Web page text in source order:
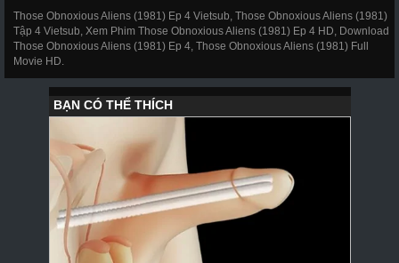
Those Obnoxious Aliens (1981) Ep 4 Vietsub, Those Obnoxious Aliens (1981)
Tập 4 Vietsub, Xem Phim Those Obnoxious Aliens (1981) Ep 4 HD, Download
Those Obnoxious Aliens (1981) Ep 4, Those Obnoxious Aliens (1981) Full
Movie HD.